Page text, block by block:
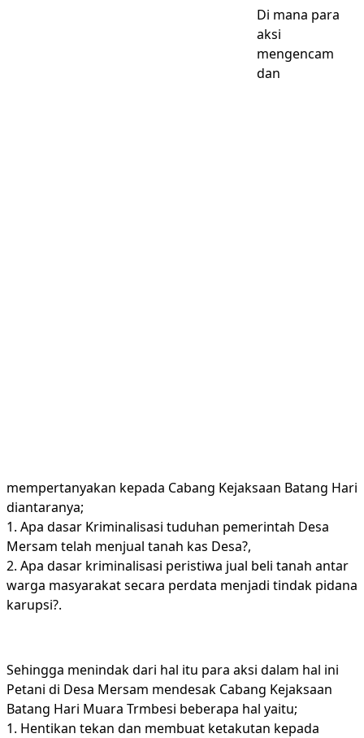
Di mana para
aksi
mengencam
dan
mempertanyakan kepada Cabang Kejaksaan Batang Hari
diantaranya;
1. Apa dasar Kriminalisasi tuduhan pemerintah Desa
Mersam telah menjual tanah kas Desa?,
2. Apa dasar kriminalisasi peristiwa jual beli tanah antar
warga masyarakat secara perdata menjadi tindak pidana
karupsi?.
Sehingga menindak dari hal itu para aksi dalam hal ini
Petani di Desa Mersam mendesak Cabang Kejaksaan
Batang Hari Muara Trmbesi beberapa hal yaitu;
1. Hentikan tekan dan membuat ketakutan kepada